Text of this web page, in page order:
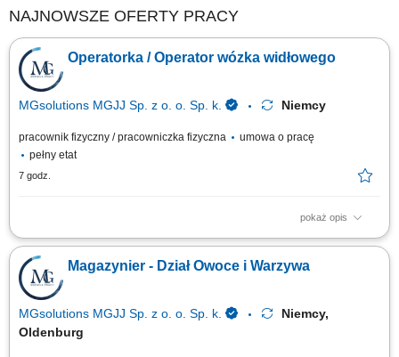
NAJNOWSZE OFERTY PRACY
Operatorka / Operator wózka widłowego
MGsolutions MGJJ Sp. z o. o. Sp. k. Niemcy
pracownik fizyczny / pracowniczka fizyczna
umowa o pracę
pełny etat
7 godz.
pokaż opis
Zakres obowiązków: Załadunek, rozładunek i magazynowanie towarów w
centrum logistycznym; Przyjmowanie dostaw oraz przygotowywanie
towaru do wysyłki; Wykonywanie prostych prac pomocniczych na terenie
magazynu;
Magazynier - Dział Owoce i Warzywa
MGsolutions MGJJ Sp. z o. o. Sp. k.
Niemcy,
Oldenburg